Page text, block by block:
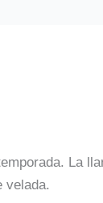
La
velada.